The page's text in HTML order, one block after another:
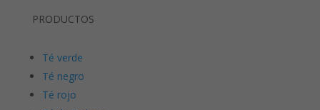
PRODUCTOS
Té verde
Té negro
Té rojo